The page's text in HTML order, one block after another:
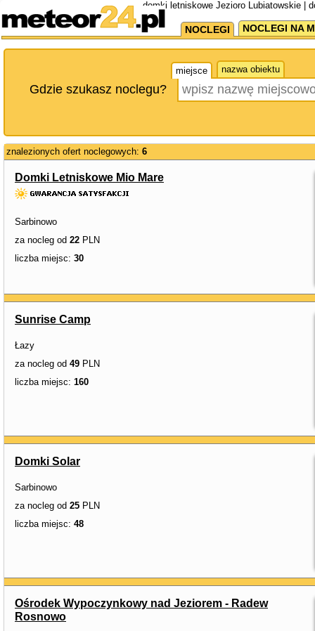
domki letniskowe Jezioro Lubiatowskie |
NOCLEGI NOCLEGI NA
miejsce nazwa obiektu
Gdzie szukasz noclegu?
znalezionych ofert noclegowych: 6
Domki Letniskowe Mio Mare
Sarbinowo
za nocleg od 22 PLN
liczba miejsc: 30
Sunrise Camp
Łazy
za nocleg od 49 PLN
liczba miejsc: 160
Domki Solar
Sarbinowo
za nocleg od 25 PLN
liczba miejsc: 48
Ośrodek Wypoczynkowy nad Jeziorem - Radew
Rosnowo